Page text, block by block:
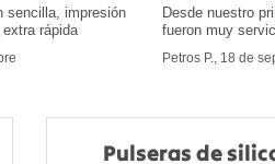
sencilla, impresión
rápida
Desde nuestro
fueron muy
Petros P., 18 de
Pulseras de